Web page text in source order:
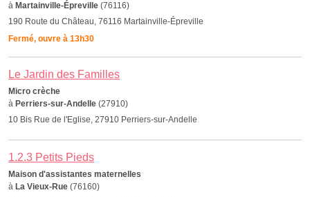
à Martainville-Épreville (76116)
190 Route du Château, 76116 Martainville-Épreville
Fermé, ouvre à 13h30
Le Jardin des Familles
Micro crèche
à Perriers-sur-Andelle (27910)
10 Bis Rue de l'Eglise, 27910 Perriers-sur-Andelle
1.2.3 Petits Pieds
Maison d'assistantes maternelles
à La Vieux-Rue (76160)